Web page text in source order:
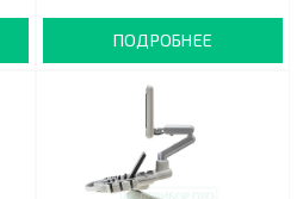
ПОДРОБНЕЕ